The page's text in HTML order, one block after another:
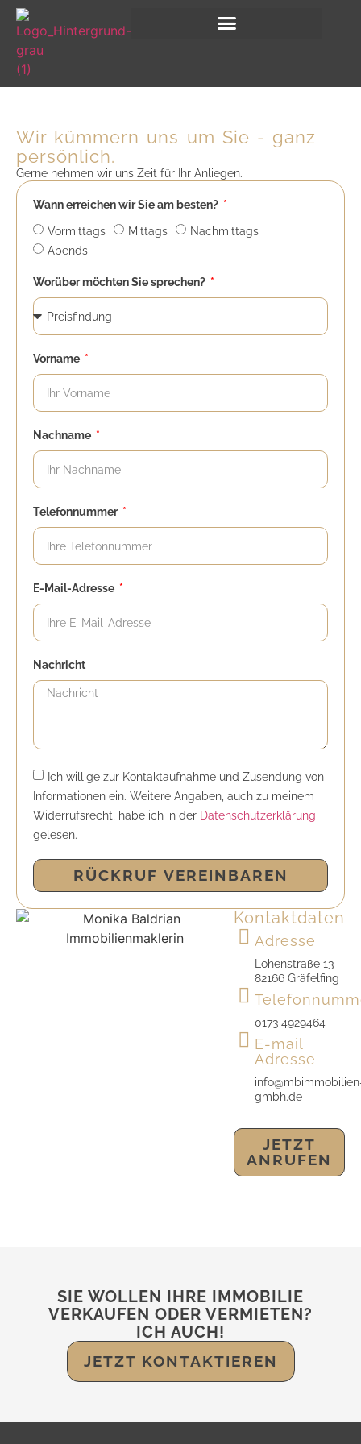
Wir kümmern uns um Sie - ganz
persönlich.
Gerne nehmen wir uns Zeit für Ihr Anliegen.
Wann erreichen wir Sie am besten?
Vormittags Mittags
Nachmittags
Abends
Worüber möchten Sie sprechen?
Vorname
Nachname
Telefonnummer
E-Mail-Adresse
Nachricht
Ich willige zur Kontaktaufnahme und Zusendung von
Informationen ein. Weitere Angaben, auch zu meinem
Widerrufsrecht, habe ich in der Datenschutzerklärung
gelesen.
RÜCKRUF VEREINBAREN
Kontaktdaten
Adresse
Lohenstraße 13
82166 Gräfelfing
0173 4929464
E-mail
Adresse
gmbh.de
JETZT
ANRUFEN
SIE WOLLEN IHRE IMMOBILIE
VERKAUFEN ODER VERMIETEN?
ICH AUCH!
JETZT KONTAKTIEREN